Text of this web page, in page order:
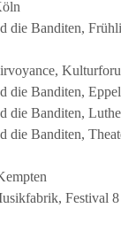
die Banditen,
die Banditen,
die Banditen,
die Banditen,
Festival